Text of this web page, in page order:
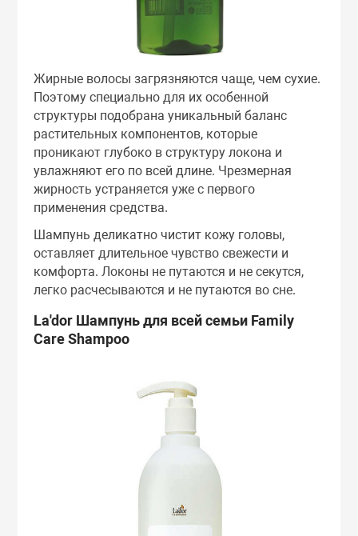
Жирные волосы загрязняются чаще, чем сухие.
Поэтому специально для их особенной
структуры подобрана уникальный баланс
растительных компонентов, которые
проникают глубоко в структуру локона и
увлажняют его по всей длине. Чрезмерная
жирность устраняется уже с первого
применения средства.
Шампунь деликатно чистит кожу головы,
оставляет длительное чувство свежести и
комфорта. Локоны не путаются и не секутся,
легко расчесываются и не путаются во сне.
La'dor Шампунь для всей семьи Family
Care Shampoo